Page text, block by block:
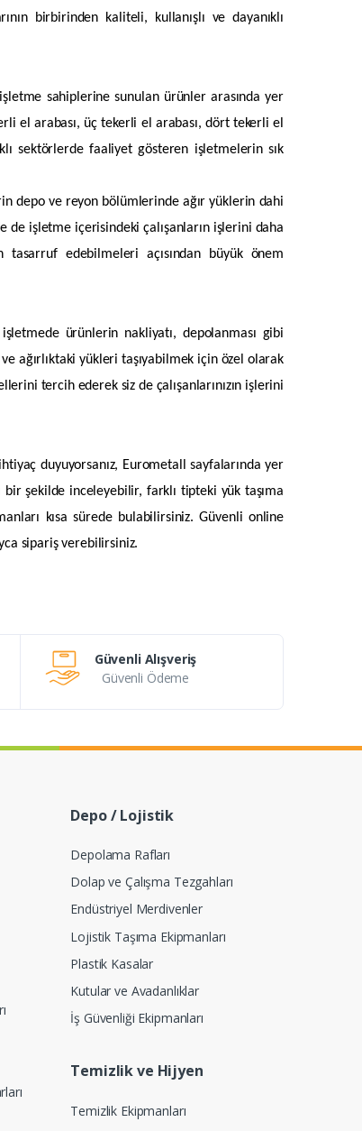
birbirinden kaliteli, kullanışlı ve dayanıklı
sahiplerine sunulan ürünler arasında yer
el arabası, üç tekerli el arabası, dört tekerli el
sektörlerde faaliyet gösteren işletmelerin sık
depo ve reyon bölümlerinde ağır yüklerin dahi
de işletme içerisindeki çalışanların işlerini daha
edebilmeleri açısından büyük önem
ürünlerin nakliyatı, depolanması gibi
ağırlıktaki yükleri taşıyabilmek için özel olarak
tercih ederek siz de çalışanlarınızın işlerini
duyuyorsanız, Eurometall sayfalarında yer
şekilde inceleyebilir, farklı tipteki yük taşıma
kısa sürede bulabilirsiniz. Güvenli online
sipariş verebilirsiniz.
Güvenli Alışveriş
Güvenli Ödeme
Depo / Lojistik
Depolama Rafları
Dolap ve Çalışma Tezgahları
Endüstriyel Merdivenler
Lojistik Taşıma Ekipmanları
Plastik Kasalar
Kutular ve Avadanlıklar
İş Güvenliği Ekipmanları
Temizlik ve Hijyen
Temizlik Ekipmanları